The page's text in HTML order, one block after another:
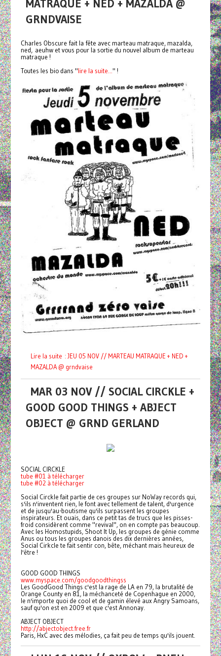
MATRAQUE + NED + MAZALDA @
GRNDVAISE
Charles Obscure fait la fête avec marteau matraque, mazalda,
ned, aeuhw et vous pour la sortie du nouvel album de marteau
matraque !
Toutes les bio dans "lire la suite..." !
Lire la suite : JEU 05 NOV // MARTEAU MATRAQUE + NED +
MAZALDA @ grndvaise
MAR 03 NOV // SOCIAL CIRCKLE +
GOOD GOOD THINGS + ABJECT
OBJECT @ GRND GERLAND
SOCIAL CIRCKLE
tube #01 à télécharger
tube #02 à télécharger
Social Circkle fait partie de ces groupes sur NoWay records qui,
s'ils n'inventent rien, le font avec tellement de talent, d'urgence
et de jusqu'au-boutisme qu'ils surpassent les groupes
inspirateurs. Et ouais, dans ce petit tas de trucs que les pisses-
froid considèrent comme "revival", on en compte pas beaucoup.
Avec les Homostupids, Shoot It Up, les groupes de génie comme
Anus ou tous les groupes danois des dix dernières années,
Social Cirkcle te fait sentir con, bête, méchant mais heureux de
l'être !
GOOD GOOD THINGS
www.myspace.com/goodgoodthingss
Les GoodGood Things c'est la rage de LA en 79, la brutalité de
Orange County en 81, la méchanceté de Copenhague en 2000,
le n'importe quoi de cool et de gamin élevé aux Angry Samoans,
sauf qu'on est en 2009 et que c'est Annonay.
ABJECT OBJECT
http://abjectobject.free.fr
Paris, HxC avec des mélodies, ça fait peu de temps qu'ils jouent.